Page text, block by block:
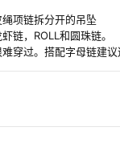
项链拆分开的吊坠
链，ROLL和圆珠链。
穿过。搭配字母链建